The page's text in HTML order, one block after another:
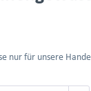
nur für unsere